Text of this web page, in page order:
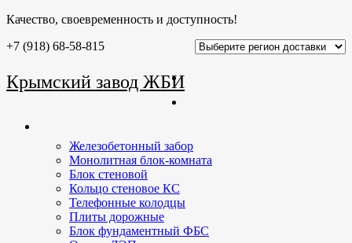
Качество, своевременность и доступность!
Крымский завод ЖБИ
+7 (918) 68-58-815
Железобетонный забор
Монолитная блок-комната
Блок стеновой
Кольцо стеновое КС
Телефонные колодцы
Плиты дорожные
Блок фундаментный ФБС